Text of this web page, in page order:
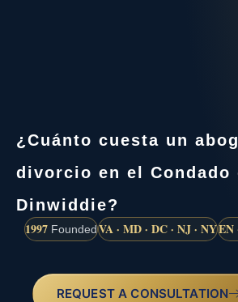
¿Cuánto cuesta un
divorcio en el Condado
Dinwiddie?
1997 FoundedVA · MD · DC · NJ · NYEN
REQUEST A CONSULTATION